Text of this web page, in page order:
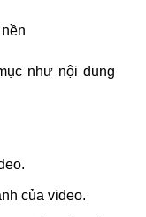
như nội dung
của video.